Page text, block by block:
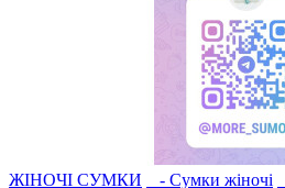
ЖІНОЧІ СУМКИ - Сумки жіночі